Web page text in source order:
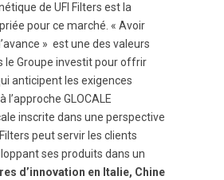
de UFI Filters est la
pour ce marché. « Avoir
» est une des valeurs
le Groupe investit pour offrir
anticipent les exigences
l’approche GLOCALE
inscrite dans une perspective
peut servir les clients
ses produits dans un
d’innovation en Italie, Chine